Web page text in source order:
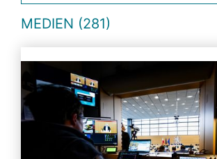
MEDIEN (281)